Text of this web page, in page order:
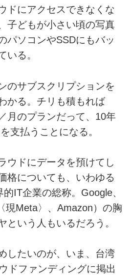
ドにアクセスできなくな
子どもが小さい頃の写真
パソコンやSSDにもバッ
いる。
のサブスクリプションを
かる。チリも積もれば
月のプランだって、10年
支払うことになる。
ウドにデータを預けてし
格についても、いわゆる
IT企業の総称。Google、
現Meta〉、Amazon）の胸
という人もいるだろう。
したいのが、いま、台湾
ドファンディングに掲出